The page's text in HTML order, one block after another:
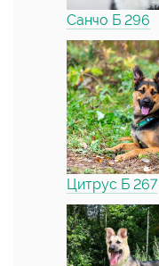
Санчо Б 296
Цитрус Б 267